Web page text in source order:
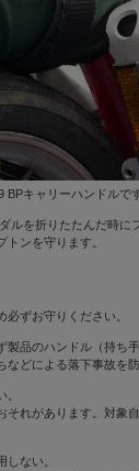
BPキャリーハンドルで
ルを折りたたんだ時に
ンを守ります。
必ずお守りください。
製品のハンドル（持ち手
どによる落下事故を防
。
れがあります。対象
しない。